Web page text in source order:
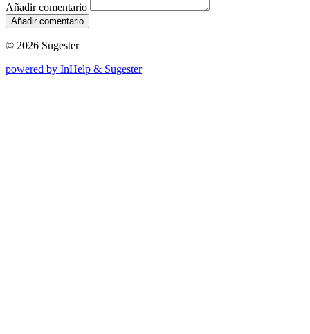
Añadir comentario
© 2026 Sugester
powered by InHelp & Sugester